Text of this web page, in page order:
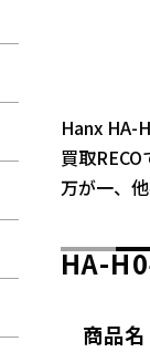
Hanx HA-
買取
万が一、
HA-
商品名